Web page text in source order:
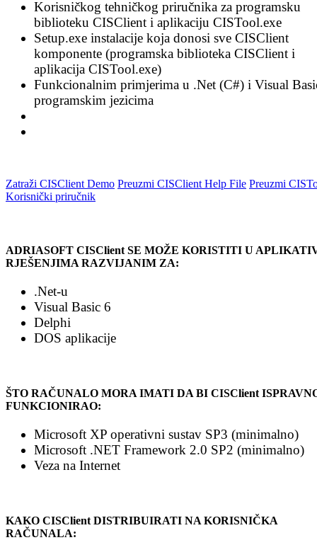
Korisničkog tehničkog priručnika za programsku
biblioteku CISClient i aplikaciju CISTool.exe
Setup.exe instalacije koja donosi sve CISClient
komponente (programska biblioteka CISClient i
aplikacija CISTool.exe)
Funkcionalnim primjerima u .Net (C#) i Visual
programskim jezicima
Zatraži CISClient Demo Preuzmi CISClient Help File Preuzmi
Korisnički priručnik
ADRIASOFT CISClient SE MOŽE KORISTITI U
RJEŠENJIMA RAZVIJANIM ZA:
.Net-u
Visual Basic 6
Delphi
DOS aplikacije
ŠTO RAČUNALO MORA IMATI DA BI CISClient
FUNKCIONIRAO:
Microsoft XP operativni sustav SP3 (minimalno)
Microsoft .NET Framework 2.0 SP2 (minimalno)
Veza na Internet
KAKO CISClient DISTRIBUIRATI NA KORISNIČKA
RAČUNALA: